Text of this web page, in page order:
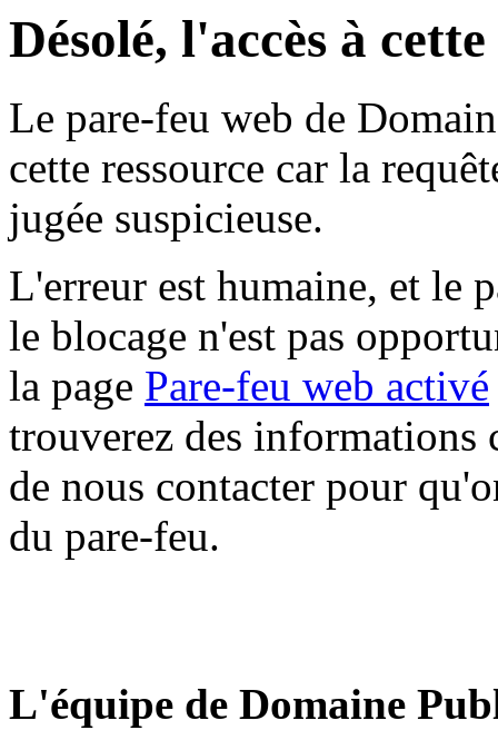
Désolé, l'accès à
Le pare-feu web de
cette ressource car la
jugée suspicieuse.
L'erreur est humaine, et le
le blocage n'est pas
la page Pare-feu web activé
trouverez des informations
de nous contacter pour
du pare-feu.
L'équipe de Domaine